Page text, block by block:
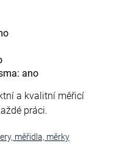
ano
a kvalitní měřicí
práci.
měřidla, měrky